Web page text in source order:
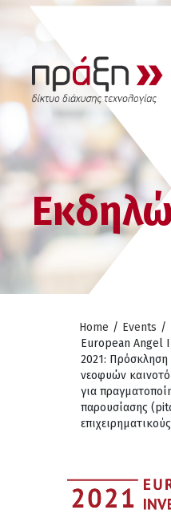
Home / Events /
European Angel
2021: Πρόσκληση
νεοφυών
για
παρουσίασης